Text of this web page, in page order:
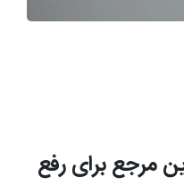
مرجع برای رفع